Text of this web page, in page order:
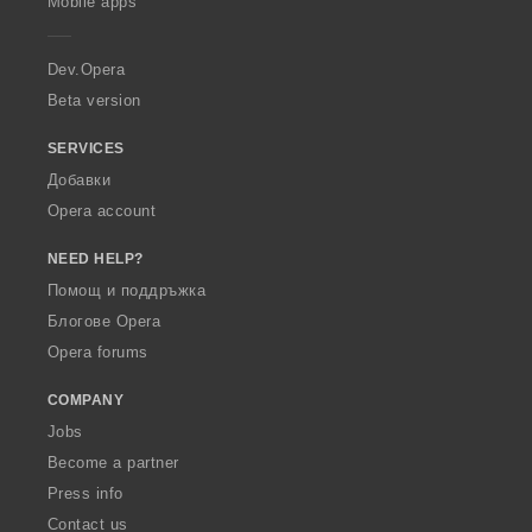
a
Dev.Opera
Beta version
SERVICES
Добавки
Opera account
NEED HELP?
Помощ и поддръжка
Блогове Opera
Opera forums
COMPANY
Jobs
Become a partner
Press info
Contact us